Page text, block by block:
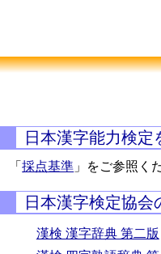
日本漢字能力検
「採点基準 」をご参照く
日本漢字検定協会
漢検 漢字辞典 第二版